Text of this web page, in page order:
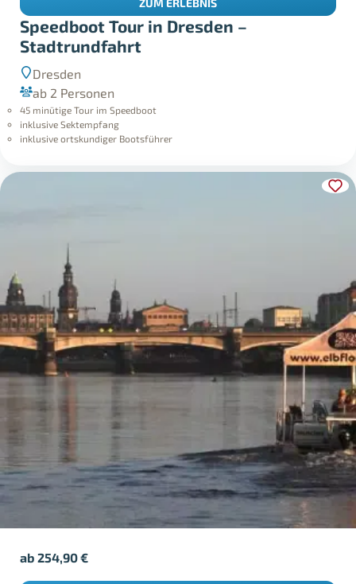
Speedboot Tour in Dresden –
Stadtrundfahrt
Dresden
ab 2 Personen
45 minütige Tour im Speedboot
inklusive Sektempfang
inklusive ortskundiger Bootsführer
ab254,90€